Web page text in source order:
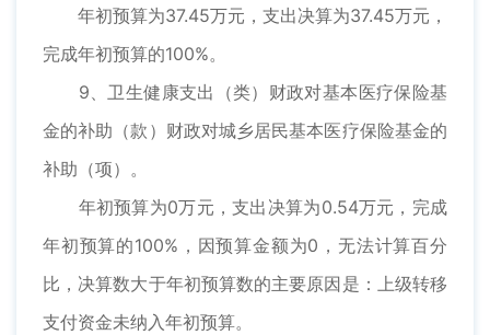
年初预算为37.45万元，支出决算为37.45万元，
完成年初预算的100%。
9、卫生健康支出（类）财政对基本医疗保险基
金的补助（款）财政对城乡居民基本医疗保险基金的
补助（项）。
年初预算为0万元，支出决算为0.54万元，完成
年初预算的100%，因预算金额为0，无法计算百分
比，决算数大于年初预算数的主要原因是：上级转移
支付资金未纳入年初预算。